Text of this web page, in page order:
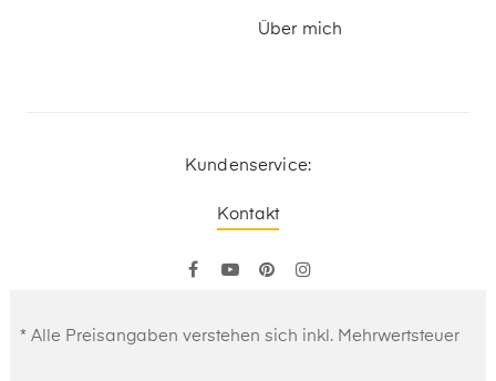
Über mich
Kundenservice:
Kontakt
FacebookYouTubePinterest
* Alle Preisangaben verstehen sich inkl. Mehrwertsteuer